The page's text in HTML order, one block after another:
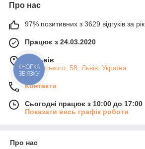
Про нас
97% позитивних з 3629 відгуків за рік
Працює з 24.03.2020
м. Львів
Липинського, 58, Львів, Україна
Контакти
Сьогодні працює з 10:00 до 17:00
Показати весь графік роботи
Про нас
КНОПКА
ЗВ'ЯЗКУ